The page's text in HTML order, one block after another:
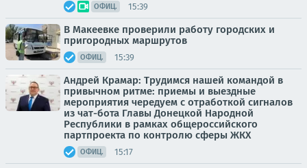
ОФИЦ. 15:39
В Макеевке проверили работу городских и
пригородных маршрутов
ОФИЦ. 15:39
Андрей Крамар: Трудимся нашей командой в
привычном ритме: приемы и выездные
мероприятия чередуем с отработкой сигналов
из чат-бота Главы Донецкой Народной
Республики в рамках общероссийского
партпроекта по контролю сферы ЖКХ
ОФИЦ. 15:17